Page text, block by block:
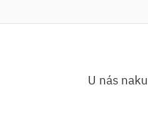
U nás